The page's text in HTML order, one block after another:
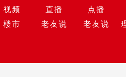
视频 直播 点播
楼市 老友说 老友说